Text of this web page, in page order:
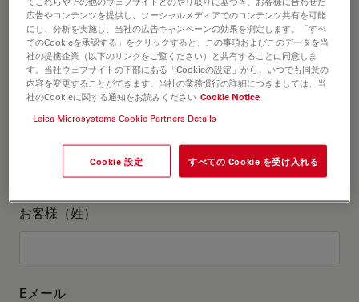
役職 オプションの
お客様（姓）
Eメール
広告やコンテンツを提供し、ソーシャルメディアでのコンテンツ共有を可能
にし、分析を実施し、当社の広告キャンペーンの効果を測定します。「すべ
てのCookieを承認する」をクリックすると、この事項およびこのデータを当
社の提携企業（以下のリンクをご覧ください）と共有することに同意しま
す。当社ウェブサイトの下部にある「Cookieの設定」から、いつでも同意の
内容を変更することができます。当社の業務慣行の詳細につきましては、当
社のCookieに関する通知をお読みください Cookie Notice
Leica Microsystems Cookie Partners Details
Cookie 設定 すべての Cookie を受け入れる